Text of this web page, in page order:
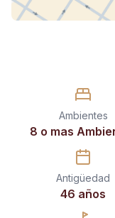
Ambientes
8 o mas
Antigüedad
46 años